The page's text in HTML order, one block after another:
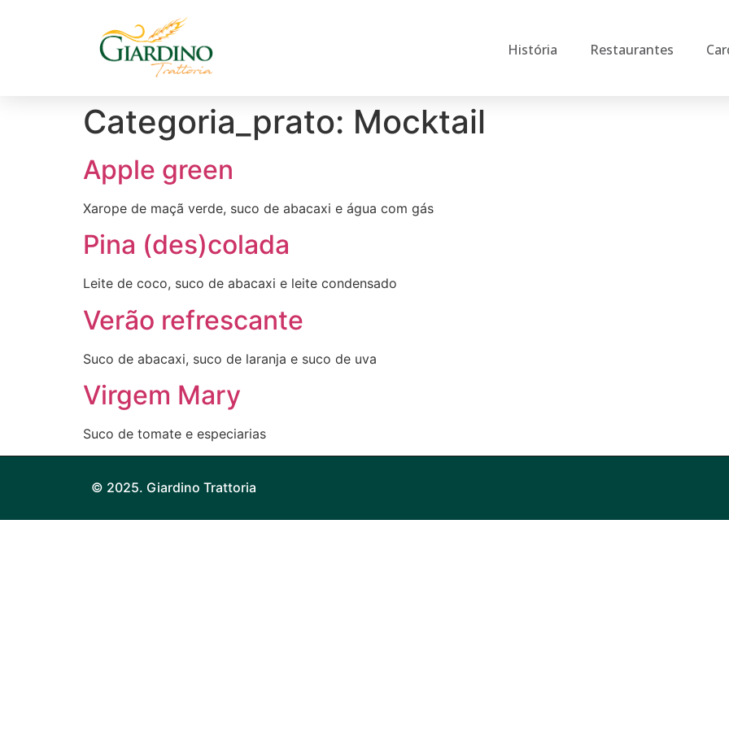
História Restaurantes
Categoria_prato: Mocktail
Apple green
Xarope de maçã verde, suco de abacaxi e água com gás
Pina (des)colada
Leite de coco, suco de abacaxi e leite condensado
Verão refrescante
Suco de abacaxi, suco de laranja e suco de uva
Virgem Mary
Suco de tomate e especiarias
© 2025. Giardino Trattoria